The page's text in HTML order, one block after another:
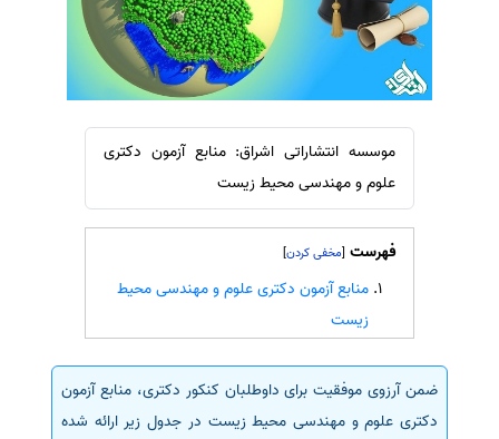
ترجمه عربی به فارسی
مشاهده همه زبان ها
سفارش ویرایش
سفارش پارافریز
سفارش فرمت‌بندی
سفارش کاهش کمیت
سفارش معرفی مجله
سفارش معرفی مقاله
سفارش معرفی کتاب
سفارش چکیده مبسوط
سفارش ترجمه مولتی‌مدیا
سفارش تولید محتوا
سفارش ترجمه همزمان
موسسه انتشاراتی اشراق: منابع آزمون دکتری
علوم و مهندسی محیط زیست
فهرست [
]
منابع آزمون دکتری علوم و مهندسی محیط
زیست
ضمن آرزوی موفقیت برای داوطلبان کنکور دکتری، منابع آزمون
دکتری علوم و مهندسی محیط زیست در جدول زیر ارائه شده